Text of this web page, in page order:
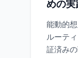
めの
能動的
ルーテ
証済み